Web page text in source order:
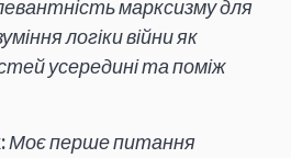
марксизму для
логіки війни як
усередині та поміж
Моє перше питання